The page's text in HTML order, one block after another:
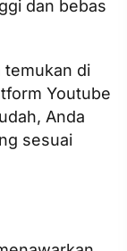
dan bebas
temukan di
Youtube
Anda
sesuai